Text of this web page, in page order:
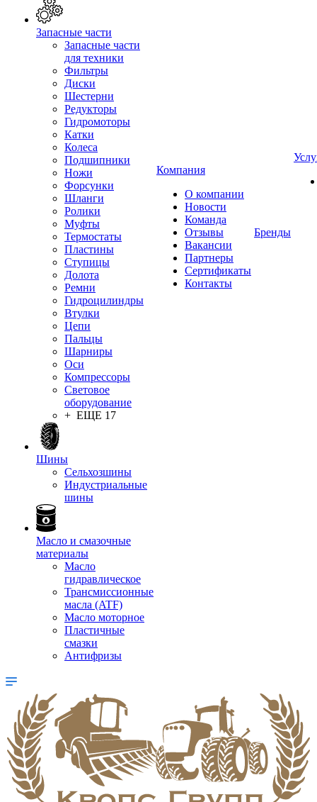
Запасные части
Запасные части
для техники
Фильтры
Диски
Шестерни
Редукторы
Гидромоторы
Катки
Колеса
Подшипники
Ножи
Форсунки
Шланги
Ролики
Муфты
Термостаты
Пластины
Ступицы
Долота
Ремни
Гидроцилиндры
Втулки
Цепи
Пальцы
Шарниры
Оси
Компрессоры
Световое
оборудование
+ ЕЩЕ 17
Шины
Сельхозшины
Индустриальные
шины
Масло и смазочные
материалы
Масло
гидравлическое
Трансмиссионные
масла (ATF)
Масло моторное
Пластичные
смазки
Антифризы
Компания
О компании
Новости
Команда
Отзывы
Вакансии
Партнеры
Сертификаты
Контакты
Бренды